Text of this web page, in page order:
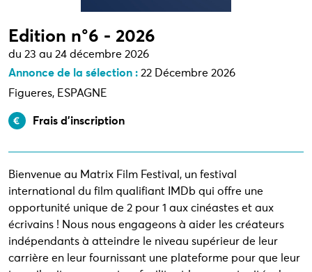
Edition n°6 - 2026
du 23 au 24 décembre 2026
Annonce de la sélection : 22 Décembre 2026
Figueres, ESPAGNE
Frais d’inscription
Bienvenue au Matrix Film Festival, un festival
international du film qualifiant IMDb qui offre une
opportunité unique de 2 pour 1 aux cinéastes et aux
écrivains ! Nous nous engageons à aider les créateurs
indépendants à atteindre le niveau supérieur de leur
carrière en leur fournissant une plateforme pour que leur